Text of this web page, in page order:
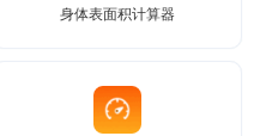
身体表面积计算器